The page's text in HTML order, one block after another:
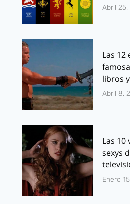
Abril 25,
Las 12
libros
Abril 8,
Las 10
sexys
Enero